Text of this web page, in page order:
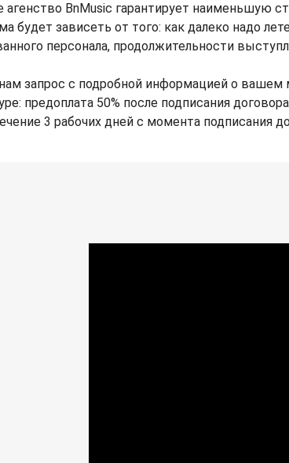
агенство BnMusic гарантирует наименьшую
будет зависеть от того: как далеко надо
персонала, продолжительности
запрос с подробной информацией о
предоплата 50% после подписания
3 рабочих дней с момента подписания